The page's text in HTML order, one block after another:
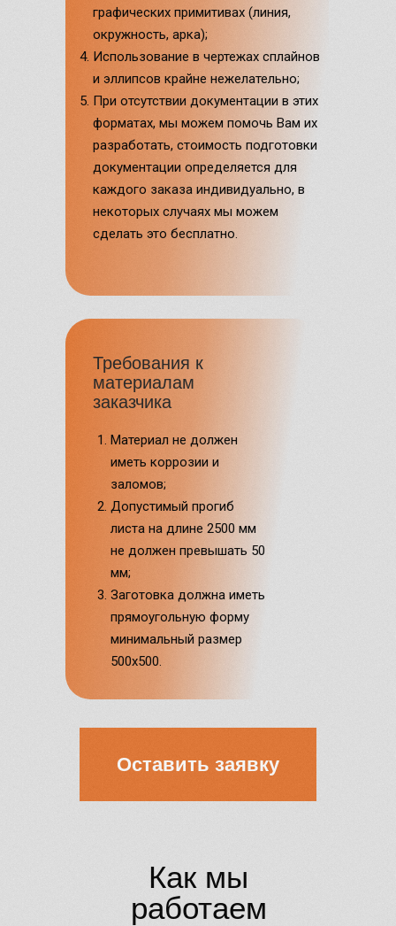
графических примитивах (линия,
окружность, арка);
Использование в чертежах сплайнов
и эллипсов крайне нежелательно;
При отсутствии документации в этих
форматах, мы можем помочь Вам их
разработать, стоимость подготовки
документации определяется для
каждого заказа индивидуально, в
некоторых случаях мы можем
сделать это бесплатно.
Требования к
материалам
заказчика
Материал не должен
иметь коррозии и
заломов;
Допустимый прогиб
листа на длине 2500 мм
не должен превышать 50
мм;
Заготовка должна иметь
прямоугольную форму
минимальный размер
500х500.
Как мы
работаем
Частые вопросы
Можете ли вы
изготовить изделие
«под ключ» по
нашему эскизу или
чертежу, и как
строится работа?
контролируете
качество на разных
этапах и что
делаете, чтобы
избежать брака?
доставку?